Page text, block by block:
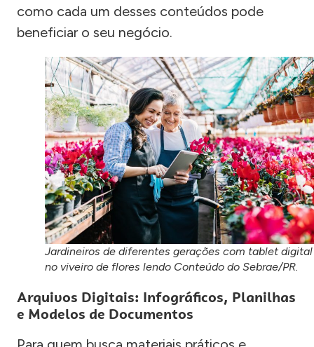
como cada um desses conteúdos pode
beneficiar o seu negócio.
Jardineiros de diferentes gerações com tablet digital
no viveiro de flores lendo Conteúdo do Sebrae/PR.
Arquivos Digitais: Infográficos, Planilhas
e Modelos de Documentos